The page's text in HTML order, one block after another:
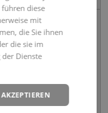
- 21:00
- 21:00
Zertifikatsprüfung
diese
mit
die Sie ihnen
die sie im
Dienste